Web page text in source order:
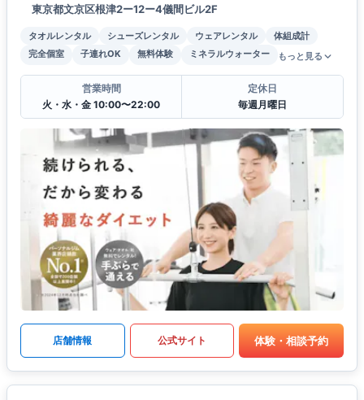
東京都文京区根津2ー12ー4儀間ビル2F
タオルレンタル シューズレンタル ウェアレンタル
体組成計
完全個室
子連れOK 無料体験 ミネラルウォーター もっと見る
営業時間
火・水・金 10:00〜22:00
定休日
毎週月曜日
店舗情報 公式サイト 体験・相談予約